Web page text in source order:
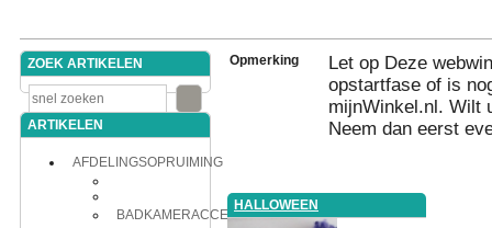
ZOEK ARTIKELEN
ARTIKELEN
AFDELINGSOPRUIMING
BADKAMERACCESSOIRES
Opmerking
Let op Deze
opstartfase of is
mijnWinkel.nl. Wilt
Neem dan eerst
HALLOWEEN